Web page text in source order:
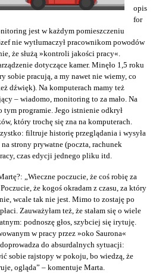
opis
for
jest w każdym pomieszczeniu
nie wytłumaczył pracownikom powodów
że służą »kontroli jakości pracy«.
dotyczące kamer. Minęło 1,5 roku
sobie pracują, a my nawet nie wiemy, co
dźwięk). Na komputerach mamy też
– wiadomo, monitoring to za mało. Na
programie. Jego istnienie odkrył
który trochę się zna na komputerach.
filtruje historię przeglądania i wysyła
strony prywatne (poczta, rachunek
czas edycji jednego pliku itd.
„Wieczne poczucie, że coś robię za
że kogoś okradam z czasu, za który
wcale tak nie jest. Mimo to zostaję po
Zauważyłam też, że stałam się o wiele
podnoszę głos, szybciej się irytuję.
w pracy przez »oko Saurona«
do absurdalnych sytuacji:
sobie rajstopy w pokoju, bo wiedzą, że
ogląda” – komentuje Marta.